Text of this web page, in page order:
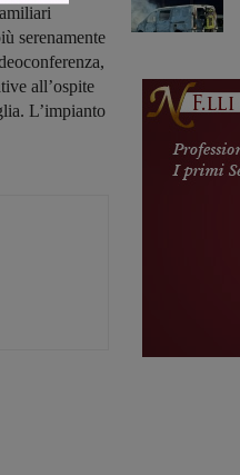
serenamente
all’ospite
L’impianto